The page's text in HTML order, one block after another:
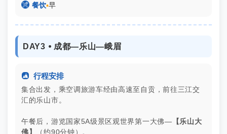
 餐饮▪早
DAY3 ⦁ 成都—乐山—峨眉
 行程安排
集合出发，乘空调旅游车经由高速至自贡，前往三江交
汇的乐山市。
午餐后，游览国家5A级景区观世界第一大佛— 【乐山大
佛】
（约90分钟）。